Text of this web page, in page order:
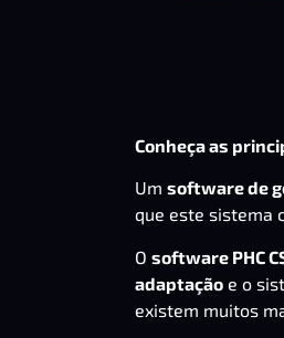
Conheça as
Um software de
que este sistema
O software PHC
adaptação e o
existem muitos